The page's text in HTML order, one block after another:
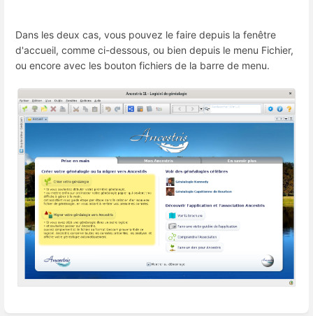
Dans les deux cas, vous pouvez le faire depuis la fenêtre
d'accueil, comme ci-dessous, ou bien depuis le menu Fichier,
ou encore avec les bouton fichiers de la barre de menu.